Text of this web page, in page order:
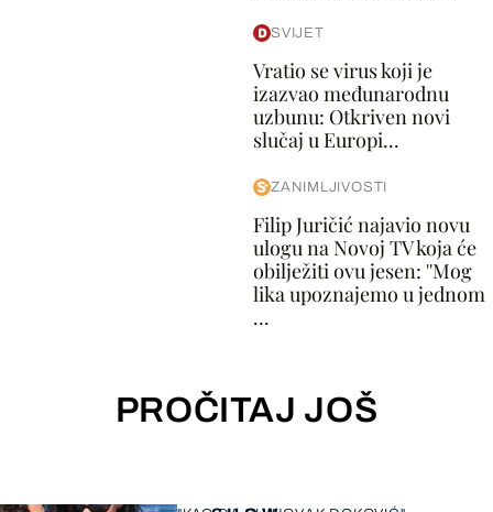
SVIJET
Vratio se virus koji je
izazvao međunarodnu
uzbunu: Otkriven novi
slučaj u Europi...
ZANIMLJIVOSTI
Filip Juričić najavio novu
ulogu na Novoj TV koja će
obilježiti ovu jesen: ''Mog
lika upoznajemo u jednom
...
PROČITAJ JOŠ